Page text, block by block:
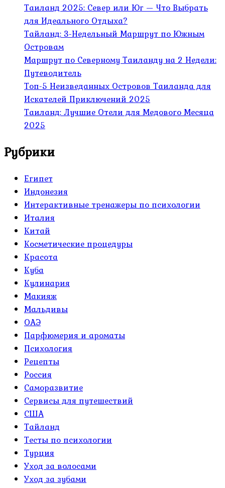
Таиланд 2025: Север или Юг — Что Выбрать
для Идеального Отдыха?
Тайланд: 3-Недельный Маршрут по Южным
Островам
Маршрут по Северному Таиланду на 2 Недели:
Путеводитель
Топ-5 Неизведанных Островов Таиланда для
Искателей Приключений 2025
Таиланд: Лучшие Отели для Медового Месяца
2025
Рубрики
Египет
Индонезия
Интерактивные тренажеры по психологии
Италия
Китай
Косметические процедуры
Красота
Куба
Кулинария
Макияж
Мальдивы
ОАЭ
Парфюмерия и ароматы
Психология
Рецепты
Россия
Саморазвитие
Сервисы для путешествий
США
Тайланд
Тесты по психологии
Турция
Уход за волосами
Уход за зубами